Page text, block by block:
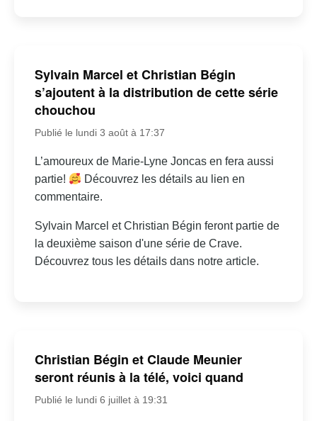
Sylvain Marcel et Christian Bégin
s’ajoutent à la distribution de cette série
chouchou
Publié le lundi 3 août à 17:37
L’amoureux de Marie-Lyne Joncas en fera aussi
partie!
Découvrez les détails au lien en
commentaire.
Sylvain Marcel et Christian Bégin feront partie de
la deuxième saison d'une série de Crave.
Découvrez tous les détails dans notre article.
Christian Bégin et Claude Meunier
seront réunis à la télé, voici quand
Publié le lundi 6 juillet à 19:31